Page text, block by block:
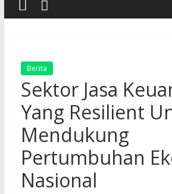
Berita
Sektor Jasa
Yang Resilient
Mendukung
Pertumbuhan
Nasional